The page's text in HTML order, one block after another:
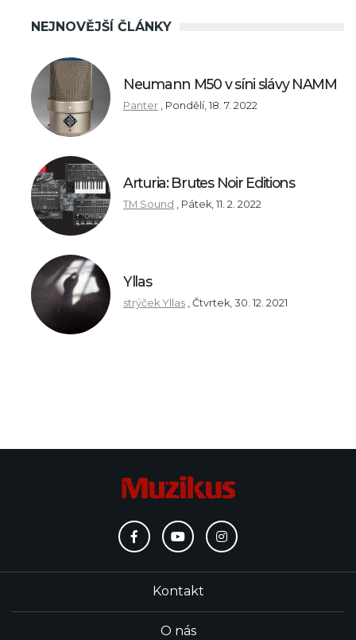
NEJNOVĚJŠÍ ČLÁNKY
Neumann M50 v síni slávy NAMM
Panter , Pondělí, 18. 7. 2022
Arturia: Brutes Noir Editions
TM Sound , Pátek, 11. 2. 2022
Yllas
strýček Yllas , Čtvrtek, 30. 12. 2021
Kontakt
O nás